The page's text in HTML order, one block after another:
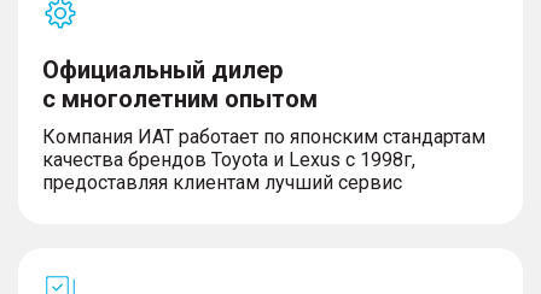
Официальный дилер
с многолетним опытом
Компания ИАТ работает по японским стандартам
качества брендов Toyota и Lexus с 1998г,
предоставляя клиентам лучший сервис